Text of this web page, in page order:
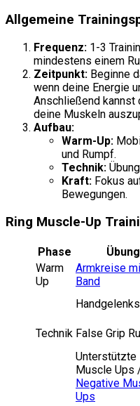
Allgemeine
Frequenz: 1-3
mindestens einem
Zeitpunkt: Beginne
wenn deine Energie
Anschließend kannst
deine Muskeln
Aufbau:
Warm-Up:
und Rumpf.
Technik:
Kraft: Fokus
Bewegungen.
Ring Muscle-Up
Phase Übung
Warm
Up
Armkreise
Band
Technik False Grip
Unterstützte
Muscle Ups
Negative
Ups